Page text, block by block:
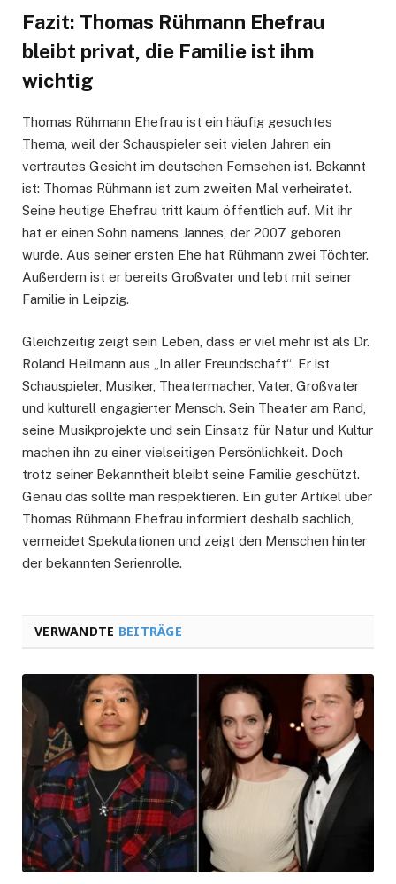
Fazit: Thomas Rühmann Ehefrau
bleibt privat, die Familie ist ihm
wichtig
Thomas Rühmann Ehefrau ist ein häufig gesuchtes
Thema, weil der Schauspieler seit vielen Jahren ein
vertrautes Gesicht im deutschen Fernsehen ist. Bekannt
ist: Thomas Rühmann ist zum zweiten Mal verheiratet.
Seine heutige Ehefrau tritt kaum öffentlich auf. Mit ihr
hat er einen Sohn namens Jannes, der 2007 geboren
wurde. Aus seiner ersten Ehe hat Rühmann zwei Töchter.
Außerdem ist er bereits Großvater und lebt mit seiner
Familie in Leipzig.
Gleichzeitig zeigt sein Leben, dass er viel mehr ist als Dr.
Roland Heilmann aus „In aller Freundschaft“. Er ist
Schauspieler, Musiker, Theatermacher, Vater, Großvater
und kulturell engagierter Mensch. Sein Theater am Rand,
seine Musikprojekte und sein Einsatz für Natur und Kultur
machen ihn zu einer vielseitigen Persönlichkeit. Doch
trotz seiner Bekanntheit bleibt seine Familie geschützt.
Genau das sollte man respektieren. Ein guter Artikel über
Thomas Rühmann Ehefrau informiert deshalb sachlich,
vermeidet Spekulationen und zeigt den Menschen hinter
der bekannten Serienrolle.
VERWANDTE BEITRÄGE